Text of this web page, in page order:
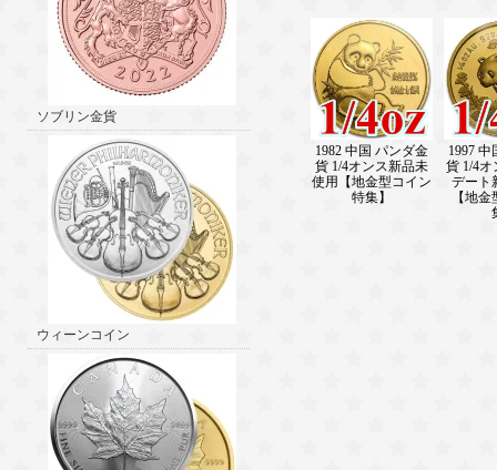
ソブリン金貨
ウィーンコイン
1982 中国 パンダ金
貨 1/4オンス新品未
使用【地金型コイン
特集】
1997
貨 1/4
デート
【地